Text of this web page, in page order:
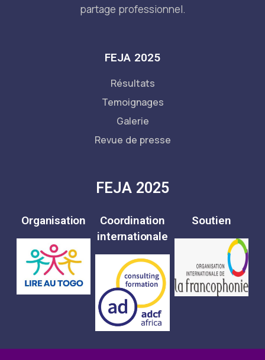
partage professionnel.
FEJA 2025
Résultats
Temoignages
Galerie
Revue de presse
FEJA 2025
Organisation
Coordination
internationale
Soutien